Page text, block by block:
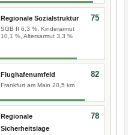
Regionale Sozialstruktur
SGB II 6,3 %, Kinderarmut
10,1 %, Altersarmut 3,3 %
75
Flughafenumfeld
Frankfurt am Main 20,5 km
82
Regionale
Sicherheitslage
78